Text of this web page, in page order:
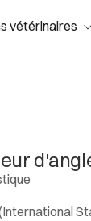
vétérinaires